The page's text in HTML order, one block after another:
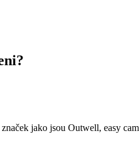
jako jsou Outwell, easy